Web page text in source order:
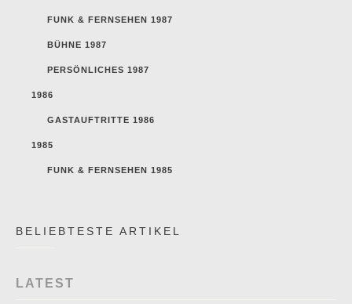
FUNK & FERNSEHEN 1987
BÜHNE 1987
PERSÖNLICHES 1987
1986
GASTAUFTRITTE 1986
1985
FUNK & FERNSEHEN 1985
BELIEBTESTE ARTIKEL
LATEST